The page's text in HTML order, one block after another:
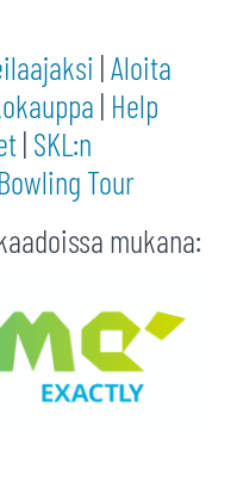
|Aloita
| Help
| SKL:n
Tour
mukana: